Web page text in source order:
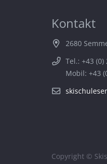
Kontakt
2680
Tel.: +43
Mobil: +43
Copyright ©